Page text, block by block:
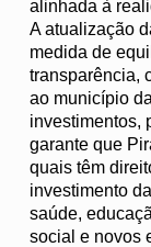
alinhada à
A atualização
medida de
transparência,
ao município
investimentos,
garante que
quais têm
investimento
saúde,
social e novos